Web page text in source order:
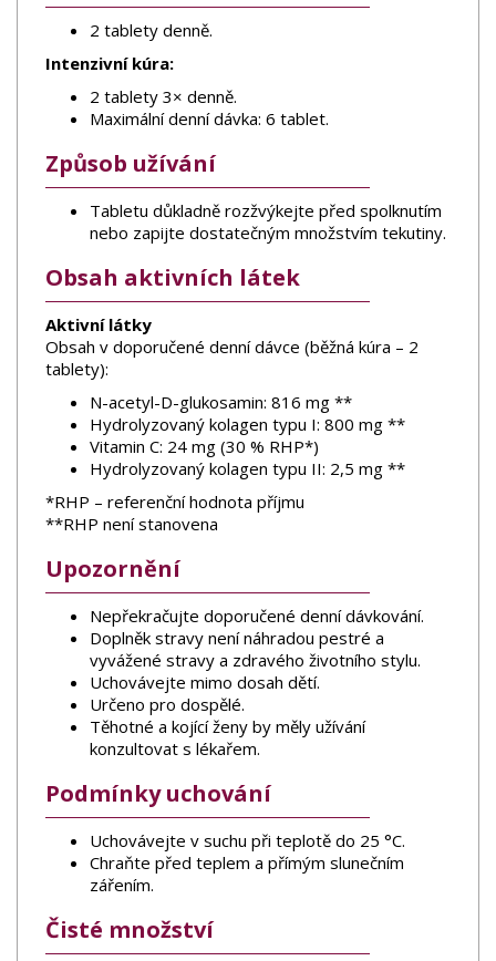
2 tablety denně.
Intenzivní kúra:
2 tablety 3× denně.
Maximální denní dávka: 6 tablet.
Způsob užívání
Tabletu důkladně rozžvýkejte před spolknutím
nebo zapijte dostatečným množstvím tekutiny.
Obsah aktivních látek
Aktivní látky
Obsah v doporučené denní dávce (běžná kúra – 2
tablety):
N-acetyl-D-glukosamin: 816 mg **
Hydrolyzovaný kolagen typu I: 800 mg **
Vitamin C: 24 mg (30 % RHP*)
Hydrolyzovaný kolagen typu II: 2,5 mg **
*RHP – referenční hodnota příjmu
**RHP není stanovena
Upozornění
Nepřekračujte doporučené denní dávkování.
Doplněk stravy není náhradou pestré a
vyvážené stravy a zdravého životního stylu.
Uchovávejte mimo dosah dětí.
Určeno pro dospělé.
Těhotné a kojící ženy by měly užívání
konzultovat s lékařem.
Podmínky uchování
Uchovávejte v suchu při teplotě do 25 °C.
Chraňte před teplem a přímým slunečním
zářením.
Čisté množství